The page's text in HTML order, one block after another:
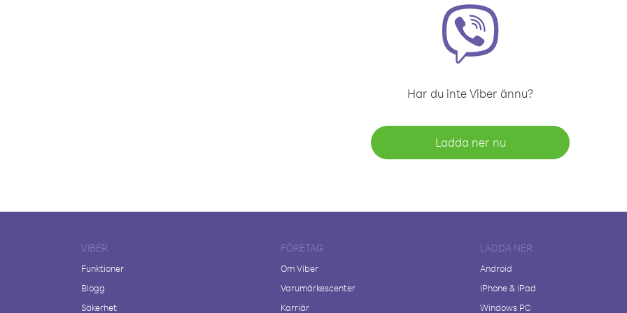
Har du inte Viber ännu?
Ladda ner nu
VIBER
Funktioner
Blogg
Säkerhet
FÖRETAG
Om Viber
Varumärkescenter
Karriär
LADDA NER
Android
iPhone & iPad
Windows PC